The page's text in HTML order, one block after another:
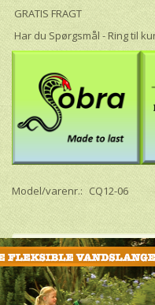
GRATIS FRAGT
Har du Spørgsmål - Ring til
Model/varenr.: CQ12-06